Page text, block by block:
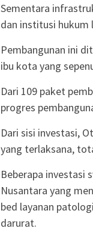
Sementara
dan institusi hukum
Pembangunan ini
ibu kota yang
Dari 109 paket
progres
Dari sisi investasi,
yang terlaksana,
Beberapa investasi
Nusantara yang
bed layanan
darurat.